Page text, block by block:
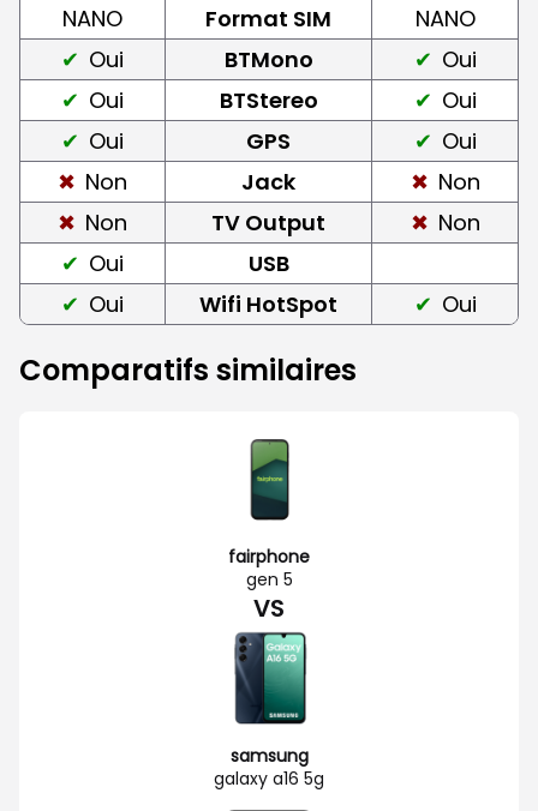
NANO Format SIM
NANO
Oui
BTMono
Oui
Oui
BTStereo
Oui
Oui
GPS
Oui
Non
Jack
Non
Non
TV Output
Non
Oui
USB
Oui
Wifi HotSpot Oui
Comparatifs similaires
fairphone
gen 5
VS
samsung
galaxy a16 5g